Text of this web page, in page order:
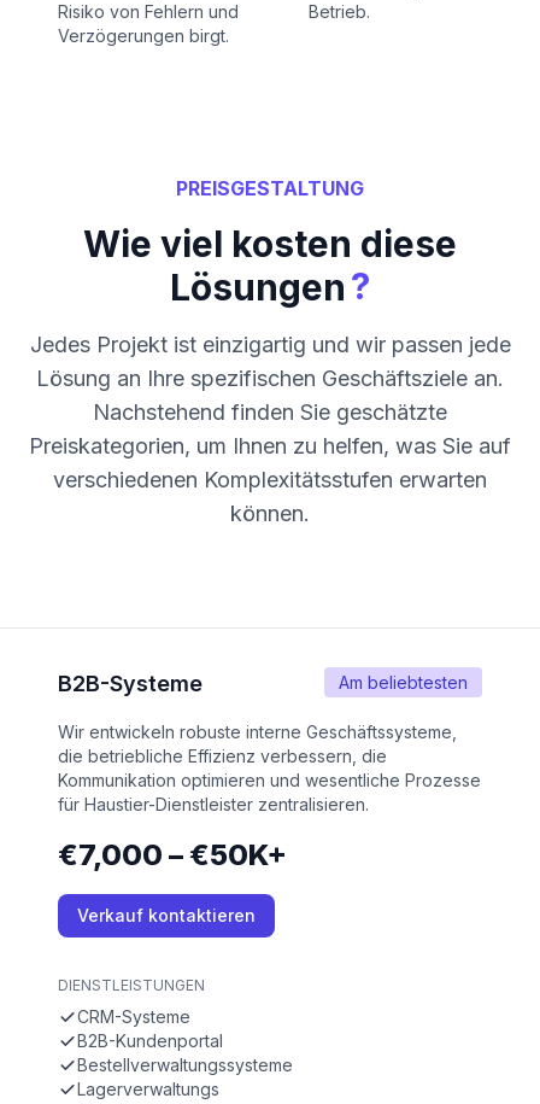
Risiko von Fehlern und
Verzögerungen birgt.
Betrieb.
PREISGESTALTUNG
Wie viel kosten diese
Lösungen?
Jedes Projekt ist einzigartig und wir passen jede
Lösung an Ihre spezifischen Geschäftsziele an.
Nachstehend finden Sie geschätzte
Preiskategorien, um Ihnen zu helfen, was Sie auf
verschiedenen Komplexitätsstufen erwarten
können.
Am beliebtesten
B2B-Systeme
Wir entwickeln robuste interne Geschäftssysteme,
die betriebliche Effizienz verbessern, die
Kommunikation optimieren und wesentliche Prozesse
für Haustier-Dienstleister zentralisieren.
€7,000 – €50K+
Verkauf kontaktieren
DIENSTLEISTUNGEN
CRM-Systeme
B2B-Kundenportal
Bestellverwaltungssysteme
Lagerverwaltungs